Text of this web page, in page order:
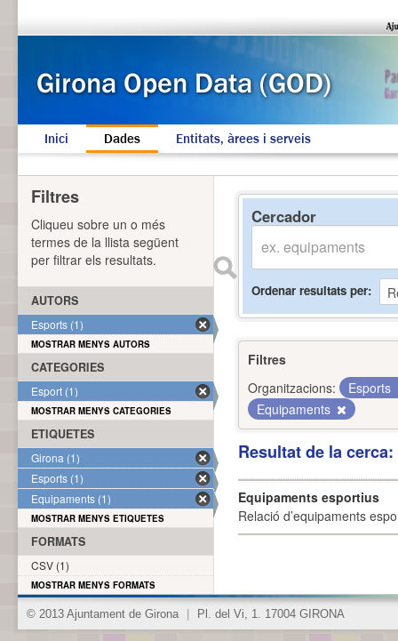
Inici Dades Entitats, àrees i serveis
Cercador
Ordenar resultats per
Filtres
Organitzacions:
Esports
Equipaments
Resultat de la
Equipaments esportius
Relació d’equipaments
Filtres
Cliqueu sobre un o més
termes de la llista següent
per filtrar els resultats.
AUTORS
Esports (1)
MOSTRAR MENYS AUTORS
CATEGORIES
Esport (1)
MOSTRAR MENYS CATEGORIES
ETIQUETES
Girona (1)
Esports (1)
Equipaments (1)
MOSTRAR MENYS ETIQUETES
FORMATS
CSV (1)
MOSTRAR MENYS FORMATS
© 2013 Ajuntament de Girona Pl. del Vi, 1. 17004 GIRONA